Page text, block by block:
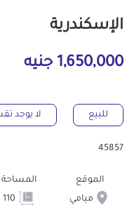
الإسكندرية
1,650,000 جنيه
للبيع لا يوجد
45857
الموقع
ميامي
المساحة